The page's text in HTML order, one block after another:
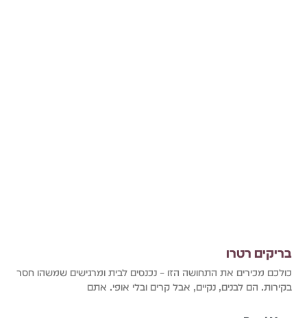
בריקים רטרו
כולכם מכירים את התחושה הזו – נכנסים לבית ומרגישים שמשהו חסר
בקירות. הם לבנים, נקיים, אבל קרים ובלי אופי. אתם